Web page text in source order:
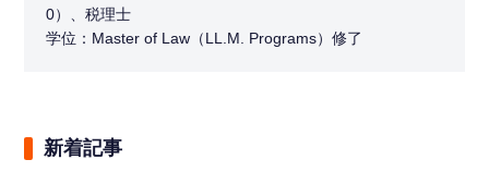
0）、税理士
学位：Master of Law（LL.M. Programs）修了
新着記事